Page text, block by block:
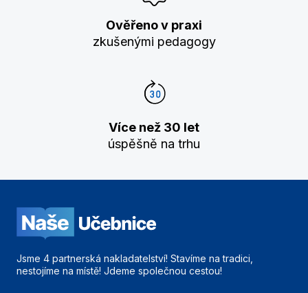
Ověřeno v praxi
zkušenými pedagogy
Více než 30 let
úspěšně na trhu
Jsme 4 partnerská nakladatelství! Stavíme na tradici,
nestojíme na místě! Jdeme společnou cestou!